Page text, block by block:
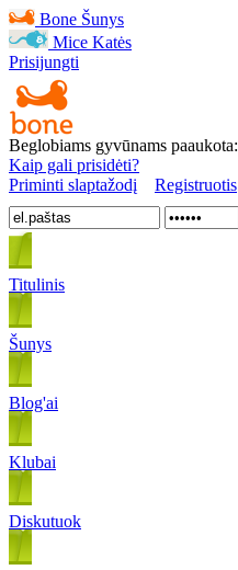
Bone Šunys
Mice Katės
Prisijungti
Beglobiams gyvūnams paaukota:
Kaip gali prisidėti?
Priminti slaptažodį
Registruotis
Titulinis
Šunys
Blog'ai
Klubai
Diskutuok